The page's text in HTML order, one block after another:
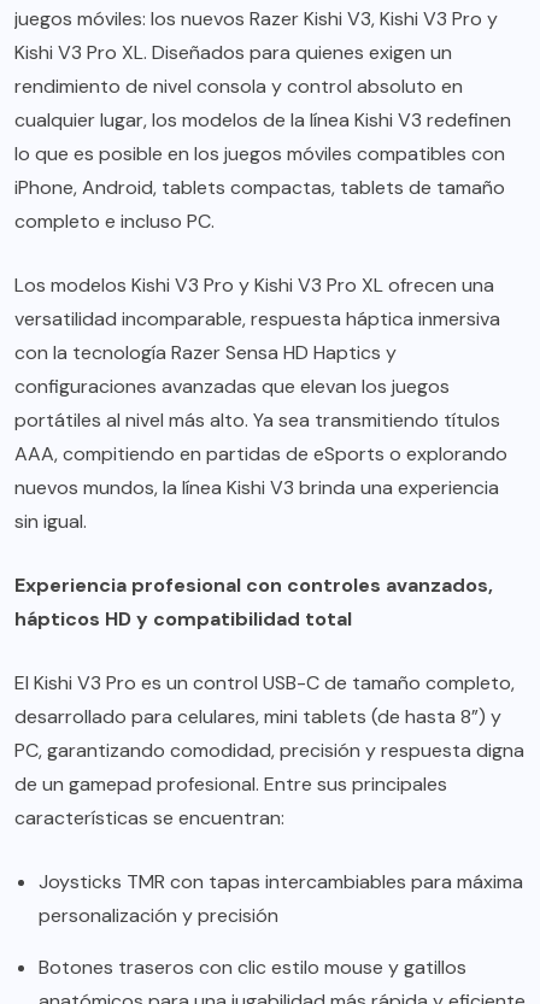
juegos móviles: los nuevos Razer Kishi V3, Kishi V3 Pro y
Kishi V3 Pro XL. Diseñados para quienes exigen un
rendimiento de nivel consola y control absoluto en
cualquier lugar, los modelos de la línea Kishi V3 redefinen
lo que es posible en los juegos móviles compatibles con
iPhone, Android, tablets compactas, tablets de tamaño
completo e incluso PC.
Los modelos Kishi V3 Pro y Kishi V3 Pro XL ofrecen una
versatilidad incomparable, respuesta háptica inmersiva
con la tecnología Razer Sensa HD Haptics y
configuraciones avanzadas que elevan los juegos
portátiles al nivel más alto. Ya sea transmitiendo títulos
AAA, compitiendo en partidas de eSports o explorando
nuevos mundos, la línea Kishi V3 brinda una experiencia
sin igual.
Experiencia profesional con controles avanzados,
hápticos HD y compatibilidad total
El Kishi V3 Pro es un control USB-C de tamaño completo,
desarrollado para celulares, mini tablets (de hasta 8”) y
PC, garantizando comodidad, precisión y respuesta digna
de un gamepad profesional. Entre sus principales
características se encuentran:
Joysticks TMR con tapas intercambiables para máxima
personalización y precisión
Botones traseros con clic estilo mouse y gatillos